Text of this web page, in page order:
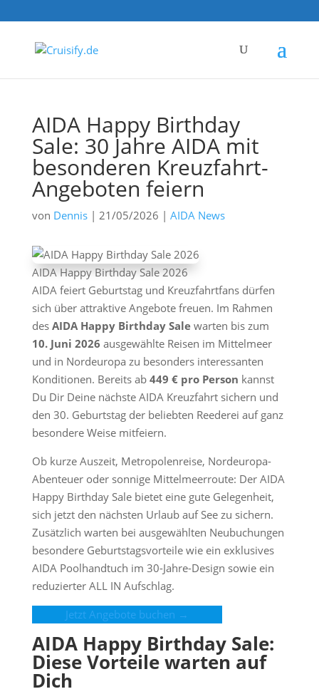
AIDA Happy Birthday
Sale: 30 Jahre AIDA mit
besonderen Kreuzfahrt-
Angeboten feiern
von Dennis| 21/05/2026 | AIDA News
AIDA Happy Birthday Sale 2026
AIDA feiert Geburtstag und Kreuzfahrtfans dürfen
sich über attraktive Angebote freuen. Im Rahmen
des AIDA Happy Birthday Salewarten bis zum
10. Juni 2026 ausgewählte Reisen im Mittelmeer
und in Nordeuropa zu besonders interessanten
Konditionen. Bereits ab 449 € pro Person kannst
Du Dir Deine nächste AIDA Kreuzfahrt sichern und
den 30. Geburtstag der beliebten Reederei auf ganz
besondere Weise mitfeiern.
Ob kurze Auszeit, Metropolenreise, Nordeuropa-
Abenteuer oder sonnige Mittelmeerroute: Der AIDA
Happy Birthday Sale bietet eine gute Gelegenheit,
sich jetzt den nächsten Urlaub auf See zu sichern.
Zusätzlich warten bei ausgewählten Neubuchungen
besondere Geburtstagsvorteile wie ein exklusives
AIDA Poolhandtuch im 30-Jahre-Design sowie ein
reduzierter ALL IN Aufschlag.
Jetzt Angebote buchen →
AIDA Happy Birthday Sale:
Diese Vorteile warten auf
Dich